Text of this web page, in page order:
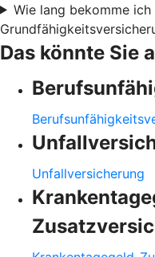
Wie lang bekomme
Das könnte Sie
Unfallversicherung